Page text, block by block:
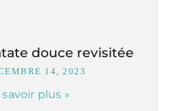
douce revisitée
14, 2023
savoir plus »